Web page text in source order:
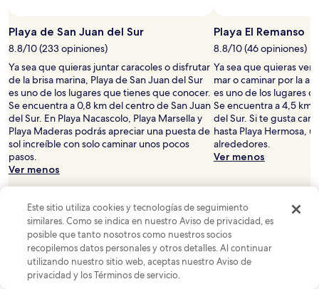
Playa de San Juan del Sur
8.8/10 (233 opiniones)
Ya sea que quieras juntar caracoles o disfrutar
de la brisa marina, Playa de San Juan del Sur
es uno de los lugares que tienes que conocer.
Se encuentra a 0,8 km del centro de San Juan
del Sur. En Playa Nacascolo, Playa Marsella y
Playa Maderas podrás apreciar una puesta de
sol increíble con solo caminar unos pocos
pasos.
Ver menos
Ver propiedades
Playa El Remanso
8.8/10 (46 opiniones)
Ya sea que quieras ver
mar o caminar por la
es uno de los lugares
Se encuentra a 4,5 km
del Sur. Si te gusta
hasta Playa Hermosa,
alrededores.
Ver menos
Este sitio utiliza cookies y tecnologías de seguimiento
similares. Como se indica en nuestro Aviso de privacidad, es
posible que tanto nosotros como nuestros socios
recopilemos datos personales y otros detalles. Al continuar
utilizando nuestro sitio web, aceptas nuestro Aviso de
privacidad y los Términos de servicio.